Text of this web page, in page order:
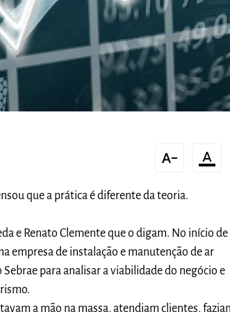
text_decrease format_color_text
que a prática é diferente da teoria.
e Renato Clemente que o digam. No início de
empresa de instalação e manutenção de ar
para analisar a viabilidade do negócio e
a mão na massa, atendiam clientes,